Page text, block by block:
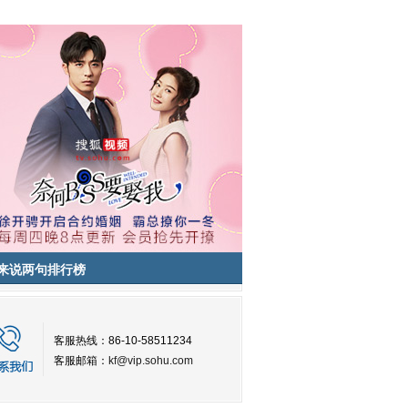
说两句排行榜
客服热线：86-10-58511234
客服邮箱： kf@vip.sohu.com